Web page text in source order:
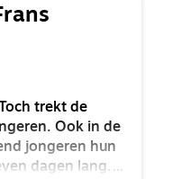
trekt de
Ook in de
jongeren hun
dagen lang.